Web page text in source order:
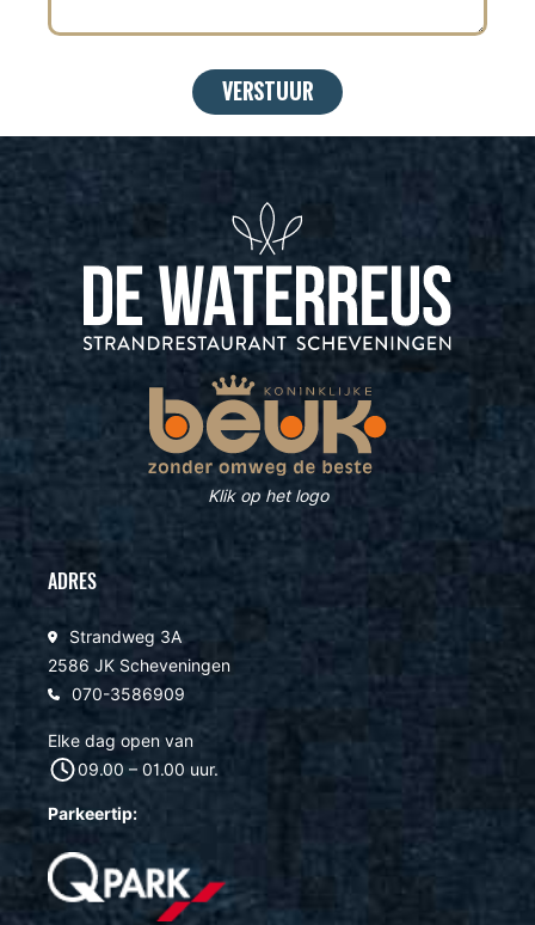
Klik op het logo
ADRES
Strandweg 3A
2586 JK Scheveningen
070-3586909
Elke dag open van
09.00 – 01.00 uur.
Parkeertip: